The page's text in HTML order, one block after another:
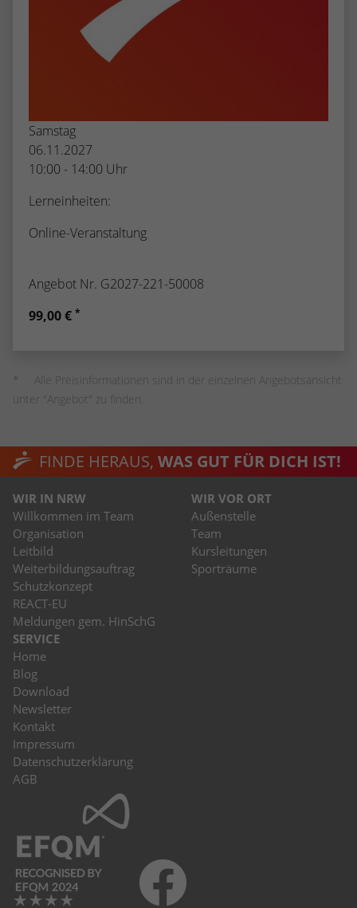
Samstag
06.11.2027
10:00 - 14:00 Uhr
Lerneinheiten:
Online-Veranstaltung
Angebot Nr. G2027-221-50008
99,00 € *
Alle Preisinformationen sind in der einzelnen Angebotsansicht
unter "Angebot" zu finden.
FINDE HERAUS, WAS GUT FÜR DICH IST!
WIR IN NRW
Willkommen im Team
Organisation
Leitbild
Weiterbildungsauftrag
Schutzkonzept
REACT-EU
Meldungen gem. HinSchG
WIR VOR ORT
Außenstelle
Team
Kursleitungen
Sporträume
SERVICE
Home
Blog
Download
Newsletter
Kontakt
Impressum
Datenschutzerklärung
AGB